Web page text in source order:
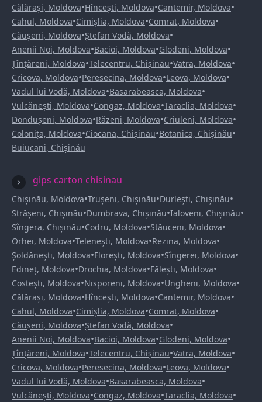
Călărași, Moldova•Hîncești, Moldova•Cantemir, Moldova•
Cahul, Moldova•Cimișlia, Moldova•Comrat, Moldova•
Căușeni, Moldova•Ștefan Vodă, Moldova•
Anenii Noi, Moldova•Bacioi, Moldova•Glodeni, Moldova•
Țînțăreni, Moldova•Telecentru, Chișinău•Vatra, Moldova•
Cricova, Moldova•Peresecina, Moldova•Leova, Moldova•
Vadul lui Vodă, Moldova•Basarabeasca, Moldova•
Vulcănești, Moldova•Congaz, Moldova•Taraclia, Moldova•
Dondușeni, Moldova•Răzeni, Moldova•Criuleni, Moldova•
Colonița, Moldova•Ciocana, Chișinău•Botanica, Chișinău•
Buiucani, Chișinău
gips carton chisinau
Chișinău, Moldova•Trușeni, Chișinău•Durlești, Chișinău•
Strășeni, Chișinău•Dumbrava, Chișinău•Ialoveni, Chișinău•
Sîngera, Chișinău•Codru, Moldova•Stăuceni, Moldova•
Orhei, Moldova•Telenești, Moldova•Rezina, Moldova•
Șoldănești, Moldova•Florești, Moldova•Sîngerei, Moldova•
Edineț, Moldova•Drochia, Moldova•Fălești, Moldova•
Costești, Moldova•Nisporeni, Moldova•Ungheni, Moldova•
Călărași, Moldova•Hîncești, Moldova•Cantemir, Moldova•
Cahul, Moldova•Cimișlia, Moldova•Comrat, Moldova•
Căușeni, Moldova•Ștefan Vodă, Moldova•
Anenii Noi, Moldova•Bacioi, Moldova•Glodeni, Moldova•
Țînțăreni, Moldova•Telecentru, Chișinău•Vatra, Moldova•
Cricova, Moldova•Peresecina, Moldova•Leova, Moldova•
Vadul lui Vodă, Moldova•Basarabeasca, Moldova•
Vulcănești, Moldova•Congaz, Moldova•Taraclia, Moldova•